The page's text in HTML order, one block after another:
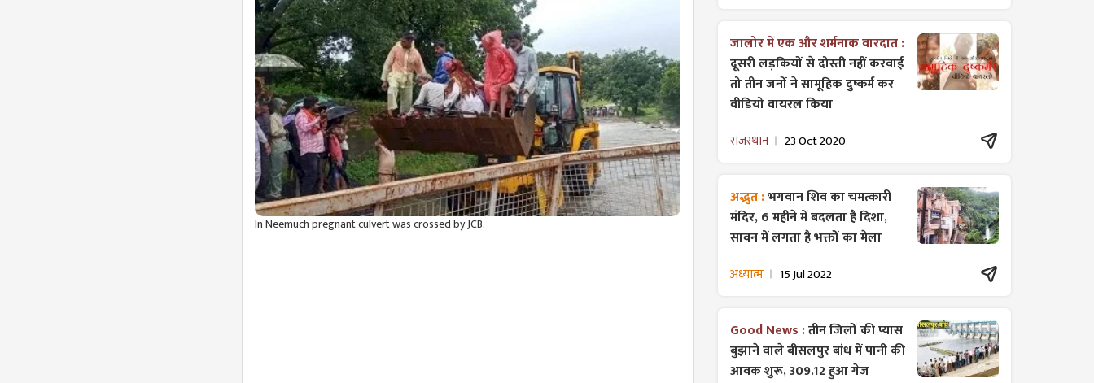
In Neemuch pregnant culvert was crossed by JCB.
जालोर में एक और शर्मनाक वारदात :
दूसरी लड़कियों से दोस्ती नहीं करवाई
तो तीन जनों ने सामूहिक दुष्कर्म कर
वीडियो वायरल किया
राजस्थान 23 Oct 2020
अद्भुत :भगवान शिव का चमत्कारी
मंदिर, 6 महीने में बदलता है दिशा,
सावन में लगता है भक्तों का मेला
अध्यात्म 15 Jul 2022
Good News :तीन जिलों की प्यास
बुझाने वाले बीसलपुर बांध में पानी की
आवक शुरू, 309.12 हुआ गेज